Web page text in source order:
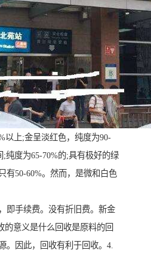
上;金呈淡红色，纯度为90-
;纯度为65-70%的;具有极好的绿
有50-60%。然而，是微和白色
手续费。没有折旧费。新金
的意义是什么回收是原料的回
。因此，回收有利于回收。4.